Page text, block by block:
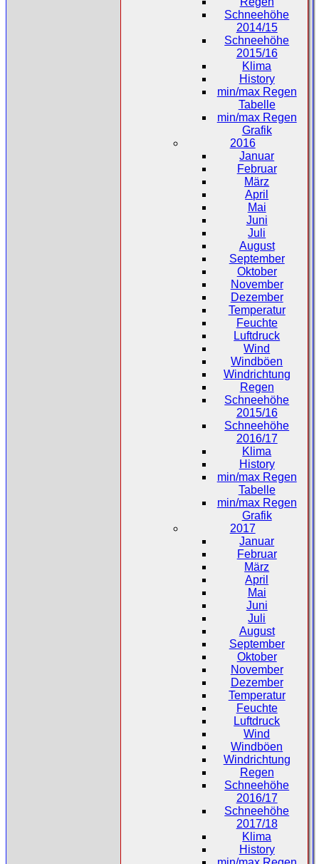
Schneehöhe
2014/15
Schneehöhe
2015/16
Klima
History
min/max Regen
Tabelle
min/max Regen
Grafik
2016
Januar
Februar
März
April
Mai
Juni
Juli
August
September
Oktober
November
Dezember
Temperatur
Feuchte
Luftdruck
Wind
Windböen
Windrichtung
Regen
Schneehöhe
2015/16
Schneehöhe
2016/17
Klima
History
min/max Regen
Tabelle
min/max Regen
Grafik
2017
Januar
Februar
März
April
Mai
Juni
Juli
August
September
Oktober
November
Dezember
Temperatur
Feuchte
Luftdruck
Wind
Windböen
Windrichtung
Regen
Schneehöhe
2016/17
Schneehöhe
2017/18
Klima
History